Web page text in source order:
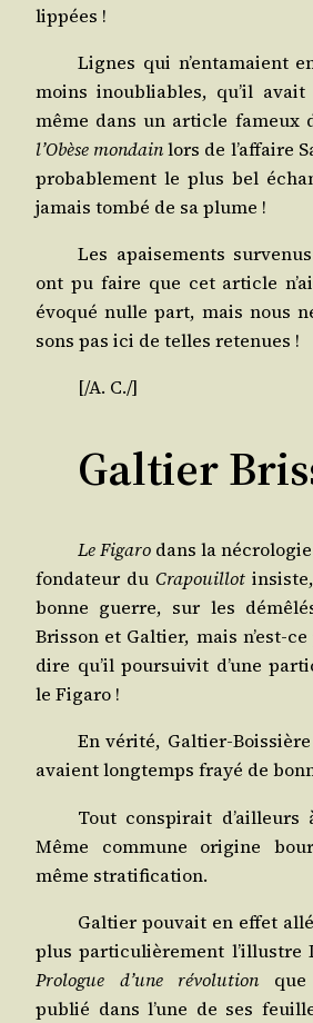
lippées !
Lignes qui n’en­ta­maient
moins inou­bliables, qu’il
même dans un article fameux
l’O­bèse mon­dainlors de l’af­faire
pro­ba­ble­ment le plus bel
jamais tom­bé de sa plume !
Les apai­se­ments
ont pu faire que cet article
évo­qué nulle part, mais nous
sons pas ici de telles retenues !
[/​A. C./]
Galtier
Le Figa­rodans la
fon­da­teur du Cra­pouillot
bonne guerre, sur les
Bris­son et Gal­tier, mais n’est-
dire qu’il pour­sui­vit d’une
le Figaro !
En véri­té, Gal­tier-
avaient long­temps frayé de
Tout conspi­rait d’ailleurs
Même com­mune ori­gine
même stratification.
Gal­tier pou­vait en effet
plus par­ti­cu­liè­re­ment l’illustre
Pro­logue d’une révo­lu­tion que
publié dans l’une de ses